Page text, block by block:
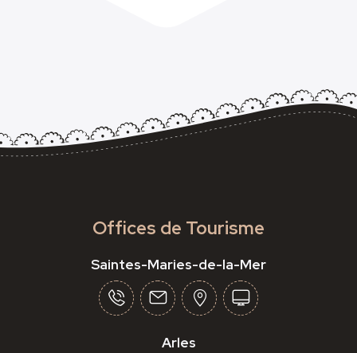
Offices de Tourisme
Saintes-Maries-de-la-Mer
Arles